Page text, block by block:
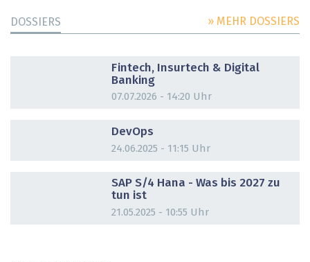
DOSSIERS » MEHR DOSSIERS
Fintech, Insurtech & Digital
Banking
07.07.2026 - 14:20 Uhr
DevOps
24.06.2025 - 11:15 Uhr
SAP S/4 Hana - Was bis 2027 zu
tun ist
21.05.2025 - 10:55 Uhr